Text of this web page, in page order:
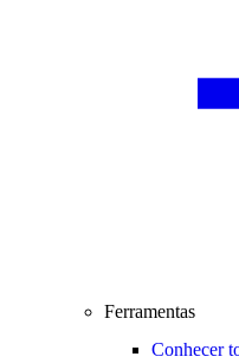
Ferramentas
Conhecer